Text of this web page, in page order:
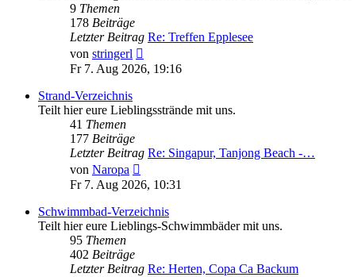
9 Themen
178 Beiträge
Letzter Beitrag Re: Treffen Epplesee
von stringerl
Beitrag
Fr 7. Aug 2026, 19:16
Strand-Verzeichnis
Teilt hier eure Lieblingsstrände mit uns.
41 Themen
177 Beiträge
Letzter Beitrag Re: Singapur, Tanjong Beach -…
von Naropa
Beitrag
Fr 7. Aug 2026, 10:31
Schwimmbad-Verzeichnis
Teilt hier eure Lieblings-Schwimmbäder mit uns.
95 Themen
402 Beiträge
Letzter Beitrag Re: Herten, Copa Ca Backum